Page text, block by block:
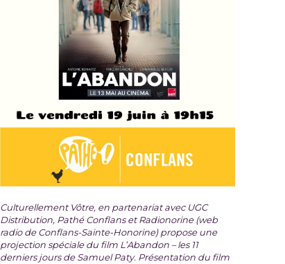
Culturellement Vôtre, en partenariat avec UGC
Distribution, Pathé Conflans et Radionorine (web
radio de Conflans-Sainte-Honorine) propose une
projection spéciale du film L’Abandon – les 11
derniers jours de Samuel Paty. Présentation du film